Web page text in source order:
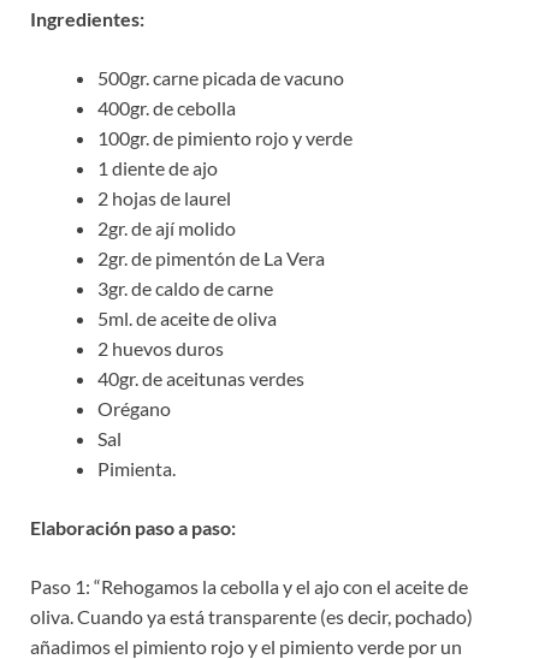
Ingredientes:
500gr. carne picada de vacuno
400gr. de cebolla
100gr. de pimiento rojo y verde
1 diente de ajo
2 hojas de laurel
2gr. de ají molido
2gr. de pimentón de La Vera
3gr. de caldo de carne
5ml. de aceite de oliva
2 huevos duros
40gr. de aceitunas verdes
Orégano
Sal
Pimienta.
Elaboración paso a paso:
Paso 1: “Rehogamos la cebolla y el ajo con el aceite de
oliva. Cuando ya está transparente (es decir, pochado)
añadimos el pimiento rojo y el pimiento verde por un